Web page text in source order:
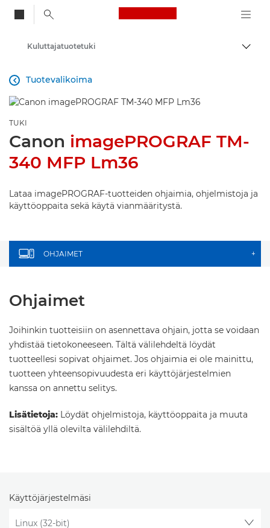
Canon Logo, back
Kuluttajatuotetuki
Tuotevalikoima

TUKI
Canon imagePROGRAF TM-
340 MFP Lm36
Lataa imagePROGRAF-tuotteiden ohjaimia, ohjelmistoja ja
käyttöoppaita sekä käytä vianmääritystä.
OHJAIMET +
Ohjaimet
Joihinkin tuotteisiin on asennettava ohjain, jotta se voidaan
yhdistää tietokoneeseen. Tältä välilehdeltä löydät
tuotteellesi sopivat ohjaimet. Jos ohjaimia ei ole mainittu,
tuotteen yhteensopivuudesta eri käyttöjärjestelmien
kanssa on annettu selitys.
Lisätietoja: Löydät ohjelmistoja, käyttöoppaita ja muuta
sisältöä yllä olevilta välilehdiltä.
Käyttöjärjestelmäsi